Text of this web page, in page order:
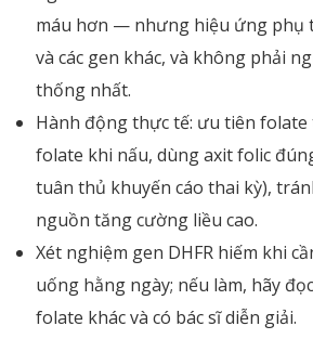
máu hơn — nhưng hiệu ứng phụ
và các gen khác, và không phải
thống nhất.
Hành động thực tế: ưu tiên
folate khi nấu, dùng axit folic
tuân thủ khuyến cáo thai kỳ),
nguồn tăng cường liều cao.
Xét nghiệm gen DHFR hiếm khi
uống hằng ngày; nếu làm, hãy
folate khác và có bác sĩ diễn giải.